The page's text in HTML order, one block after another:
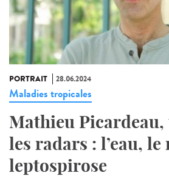
PORTRAIT 28.06.2024
Maladies tropicales
Mathieu
les radars : l’eau, le
leptospirose